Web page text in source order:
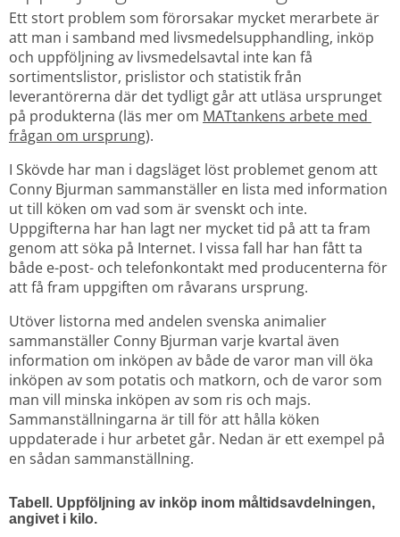
Ett stort problem som förorsakar mycket merarbete är
att man i samband med livsmedelsupphandling, inköp
och uppföljning av livsmedelsavtal inte kan få
sortimentslistor, prislistor och statistik från
leverantörerna där det tydligt går att utläsa ursprunget
på produkterna (läs mer om MATtankens arbete med
frågan om ursprung).
I Skövde har man i dagsläget löst problemet genom att
Conny Bjurman sammanställer en lista med information
ut till köken om vad som är svenskt och inte.
Uppgifterna har han lagt ner mycket tid på att ta fram
genom att söka på Internet. I vissa fall har han fått ta
både e-post- och telefonkontakt med producenterna för
att få fram uppgiften om råvarans ursprung.
Utöver listorna med andelen svenska animalier
sammanställer Conny Bjurman varje kvartal även
information om inköpen av både de varor man vill öka
inköpen av som potatis och matkorn, och de varor som
man vill minska inköpen av som ris och majs.
Sammanställningarna är till för att hålla köken
uppdaterade i hur arbetet går. Nedan är ett exempel på
en sådan sammanställning.
Tabell. Uppföljning av inköp inom måltidsavdelningen,
angivet i kilo.